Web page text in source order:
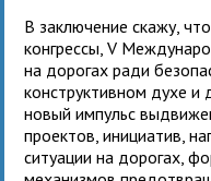
В заклю­че­ние скажу,
кон­грессы, V
на доро­гах ради
кон­струк­тив­ном духе
новый импульс
про­ек­тов, ини­ци­а­тив,
ситу­а­ции на доро­гах,